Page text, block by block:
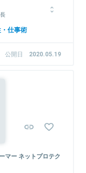
技術開発に携わった
年に独立、アイビー
であるiChainではブ
ック事業の「iChain
仕事術
公開日 2020.05.19
マー ネットプロテク